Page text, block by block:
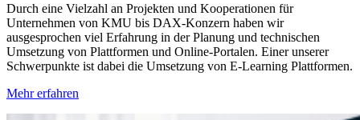
Durch eine Vielzahl an Projekten und Kooperationen für
Unternehmen von KMU bis DAX-Konzern haben wir
ausgesprochen viel Erfahrung in der Planung und technischen
Umsetzung von Plattformen und Online-Portalen. Einer unserer
Schwerpunkte ist dabei die Umsetzung von E-Learning Plattformen.
Mehr erfahren